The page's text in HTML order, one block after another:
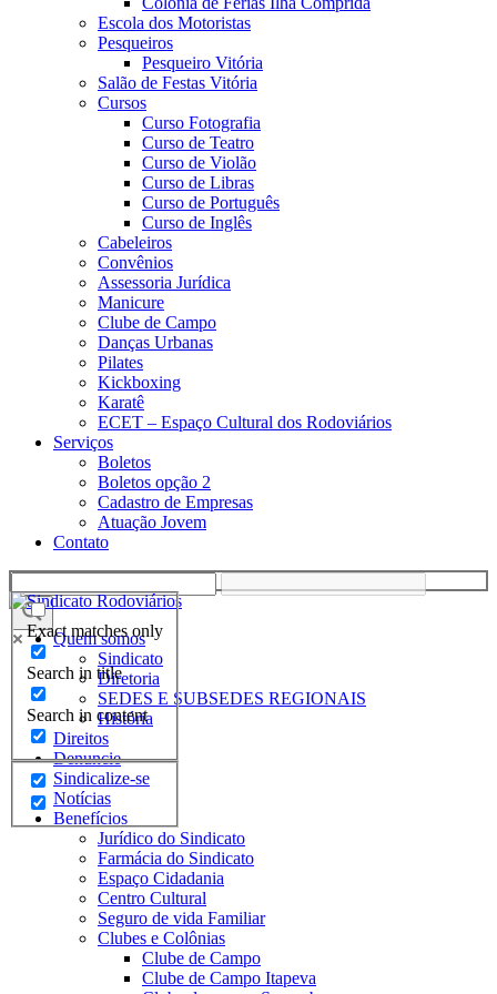
Escola dos Motoristas
Pesqueiros
Pesqueiro Vitória
Salão de Festas Vitória
Cursos
Curso Fotografia
Curso de Teatro
Curso de Violão
Curso de Libras
Curso de Português
Curso de Inglês
Cabeleiros
Convênios
Assessoria Jurídica
Manicure
Clube de Campo
Danças Urbanas
Pilates
Kickboxing
Karatê
ECET – Espaço Cultural dos Rodoviários
Serviços
Boletos
Boletos opção 2
Cadastro de Empresas
Atuação Jovem
Contato
Exact matches only
Search in title
Search in content
Quem somos
Sindicato
Diretoria
SEDES E SUBSEDES REGIONAIS
História
Direitos
Denuncie
Sindicalize-se
Notícias
Benefícios
Jurídico do Sindicato
Farmácia do Sindicato
Espaço Cidadania
Centro Cultural
Seguro de vida Familiar
Clubes e Colônias
Clube de Campo
Clube de Campo Itapeva